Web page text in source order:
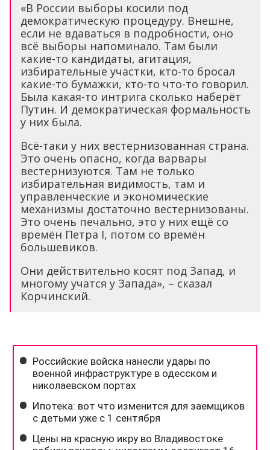
«В России выборы косили под
демократическую процедуру. Внешне,
если не вдаваться в подробности, оно
всё выборы напоминало. Там были
какие-то кандидаты, агитация,
избирательные участки, кто-то бросал
какие-то бумажки, кто-то что-то говорил.
Была какая-то интрига сколько наберёт
Путин. И демократическая формальность
у них была.
Всё-таки у них вестернизованная страна.
Это очень опасно, когда варвары
вестернизуются. Там не только
избирательная видимость, там и
управленческие и экономические
механизмы достаточно вестернизованы.
Это очень печально, это у них ещё со
времён Петра I, потом со времён
большевиков.
Они действительно косят под Запад, и
многому учатся у Запада», – сказал
Корчинский.